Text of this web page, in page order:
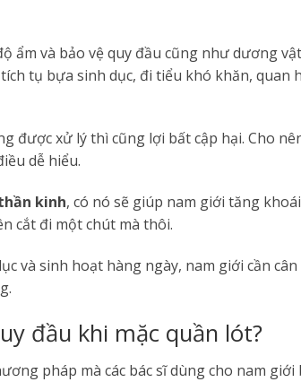
ẩm và bảo vệ quy đầu cũng như dương
tụ bựa sinh dục, đi tiểu khó khăn, quan
được xử lý thì cũng lợi bất cập hại. Cho
dễ hiểu.
kinh, có nó sẽ giúp nam giới tăng
cắt đi một chút mà thôi.
và sinh hoạt hàng ngày, nam giới cần
đầu khi mặc quần lót?
pháp mà các bác sĩ dùng cho nam giới